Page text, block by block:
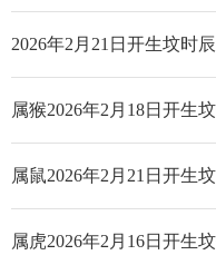
2026年2月21日开生坟时